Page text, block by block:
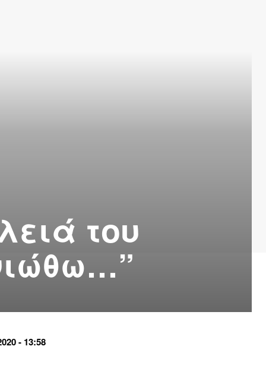
του
- 13:58